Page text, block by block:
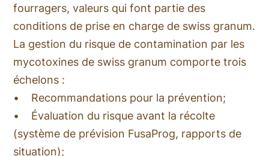
fourragers, valeurs qui font partie des
conditions de prise en charge de swiss granum.
La gestion du risque de contamination par les
mycotoxines de swiss granum comporte trois
échelons :
• Recommandations pour la prévention;
• Évaluation du risque avant la récolte
(système de prévision FusaProg, rapports de
situation);